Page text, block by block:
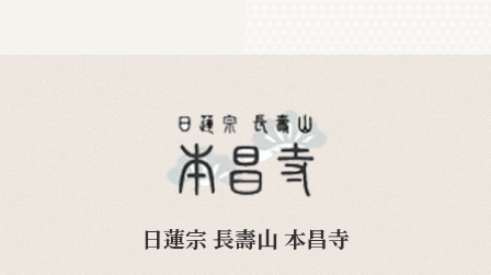
日蓮宗 長壽山 本昌寺